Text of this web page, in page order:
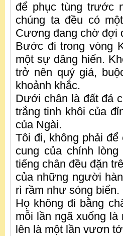
để phục tùng trước
chúng ta đều có
Cương đang chờ đợi
Bước đi trong vòng
một sự dâng hiến.
trở nên quý giá,
khoảnh khắc.
Dưới chân là đất đá
trắng tinh khôi của
của Ngài.
Tôi đi, không phải
cung của chính
tiếng chân đều đặn
của những người
rì rầm như sóng biển.
Họ không đi bằng
mỗi lần ngã xuống
lên là một lần vươn